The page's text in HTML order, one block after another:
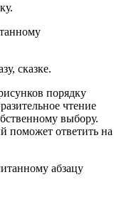
сказке.
порядку
чтение
выбору.
поможет ответить на
абзацу